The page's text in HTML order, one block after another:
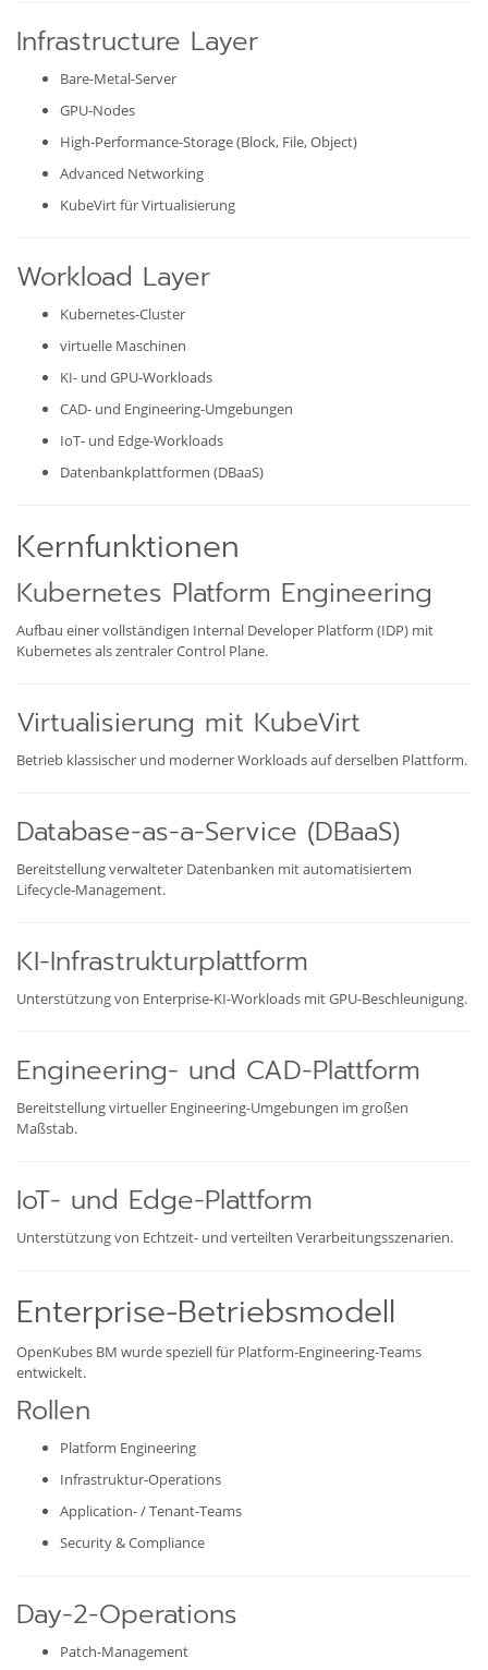
Infrastructure Layer
Bare-Metal-Server
GPU-Nodes
High-Performance-Storage (Block, File, Object)
Advanced Networking
KubeVirt für Virtualisierung
Workload Layer
Kubernetes-Cluster
virtuelle Maschinen
KI- und GPU-Workloads
CAD- und Engineering-Umgebungen
IoT- und Edge-Workloads
Datenbankplattformen (DBaaS)
Kernfunktionen
Kubernetes Platform Engineering
Aufbau einer vollständigen Internal Developer Platform (IDP) mit
Kubernetes als zentraler Control Plane.
Virtualisierung mit KubeVirt
Betrieb klassischer und moderner Workloads auf derselben Plattform.
Database-as-a-Service (DBaaS)
Bereitstellung verwalteter Datenbanken mit automatisiertem
Lifecycle-Management.
KI-Infrastrukturplattform
Unterstützung von Enterprise-KI-Workloads mit GPU-Beschleunigung.
Engineering- und CAD-Plattform
Bereitstellung virtueller Engineering-Umgebungen im großen
Maßstab.
IoT- und Edge-Plattform
Unterstützung von Echtzeit- und verteilten Verarbeitungsszenarien.
Enterprise-Betriebsmodell
OpenKubes BM wurde speziell für Platform-Engineering-Teams
entwickelt.
Rollen
Platform Engineering
Infrastruktur-Operations
Application- / Tenant-Teams
Security & Compliance
Day-2-Operations
Patch-Management